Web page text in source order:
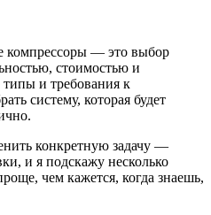
— это выбор
стоимостью и
и требования к
систему, которая будет
конкретную задачу —
и я подскажу несколько
чем кажется, когда знаешь,